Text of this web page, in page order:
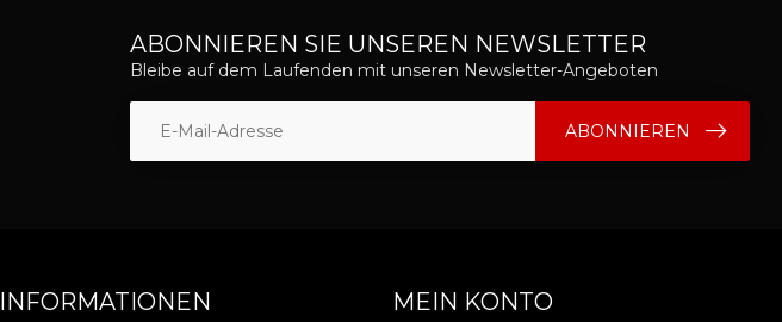
ABONNIEREN SIE UNSEREN NEWSLETTER
Bleibe auf dem Laufenden mit unseren Newsletter-Angeboten
ABONNIEREN
INFORMATIONEN MEIN KONTO